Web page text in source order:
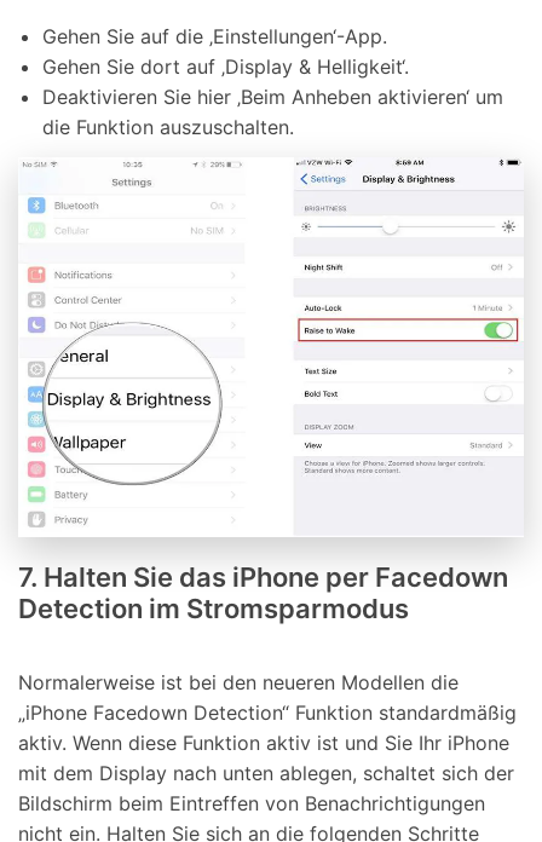
Gehen Sie auf die ‚Einstellungen‘-App.
Gehen Sie dort auf ‚Display & Helligkeit‘.
Deaktivieren Sie hier ‚Beim Anheben aktivieren‘ um
die Funktion auszuschalten.
7. Halten Sie das iPhone per Facedown
Detection im Stromsparmodus
Normalerweise ist bei den neueren Modellen die
„iPhone Facedown Detection“ Funktion standardmäßig
aktiv. Wenn diese Funktion aktiv ist und Sie Ihr iPhone
mit dem Display nach unten ablegen, schaltet sich der
Bildschirm beim Eintreffen von Benachrichtigungen
nicht ein. Halten Sie sich an die folgenden Schritte